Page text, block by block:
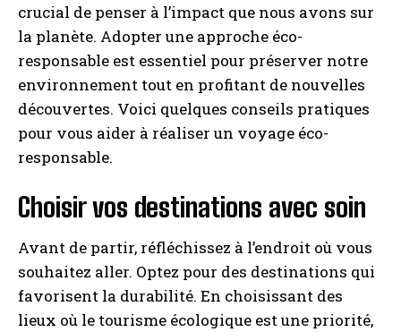
crucial de penser à l’impact que nous avons sur
la planète. Adopter une approche éco-
responsable est essentiel pour préserver notre
environnement tout en profitant de nouvelles
découvertes. Voici quelques conseils pratiques
pour vous aider à réaliser un voyage éco-
responsable.
Choisir vos destinations avec soin
Avant de partir, réfléchissez à l’endroit où vous
souhaitez aller. Optez pour des destinations qui
favorisent la durabilité. En choisissant des
lieux où le tourisme écologique est une priorité,